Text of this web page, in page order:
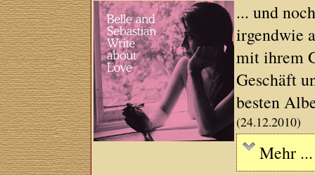
... und
irgendwie
mit ihrem
Geschäft
besten
(24.12.2010)
Mehr ...